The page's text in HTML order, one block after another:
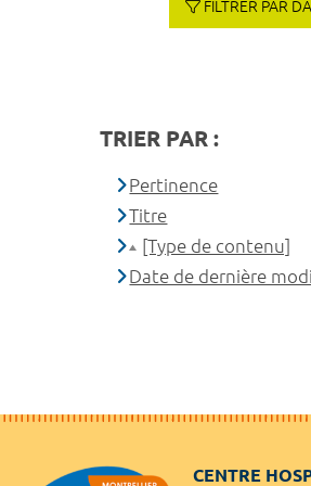
FILTRER PAR
TRIER PAR :
Pertinence
Titre
[Type de contenu]
Date de dernière
CENTRE